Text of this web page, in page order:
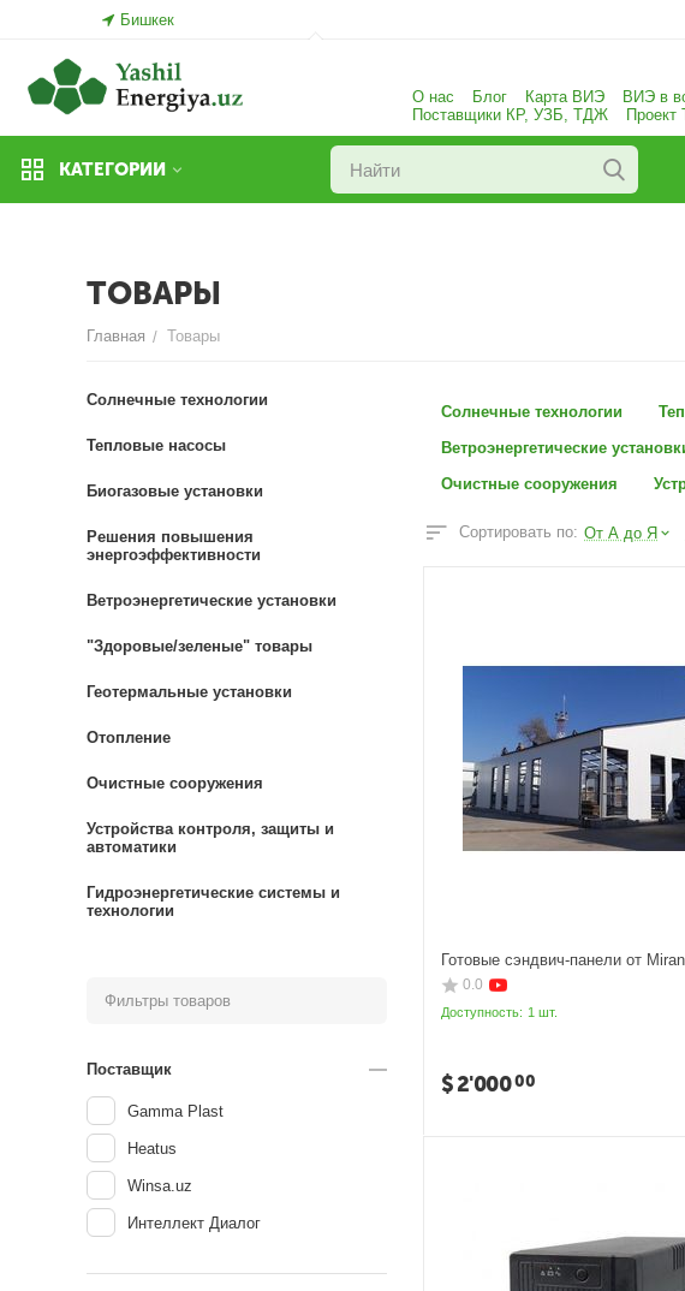
Бишкек
О нас Блог Карта ВИЭ ВИЭ в
Поставщики КР, УЗБ, ТДЖ
Проект
КАТЕГОРИИ
ТОВАРЫ
Главная / Товары
Солнечные технологии
Ветроэнергетические
Очистные сооружения
Сортировать по: От А до Я
Готовые сэндвич-панели от
0.0
Доступность: 1 шт.
$2'00000
Солнечные технологии
Тепловые насосы
Биогазовые установки
Решения повышения
энергоэффективности
Ветроэнергетические установки
"Здоровые/зеленые" товары
Геотермальные установки
Отопление
Очистные сооружения
Устройства контроля, защиты и
автоматики
Гидроэнергетические системы и
технологии
Фильтры товаров
Поставщик
Gamma Plast
Heatus
Winsa.uz
Интеллект Диалог